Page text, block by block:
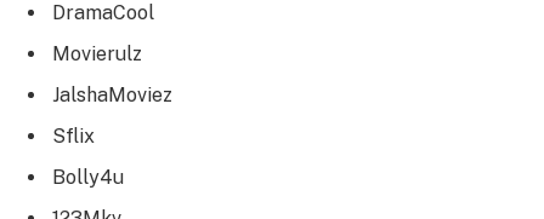
DramaCool
Movierulz
JalshaMoviez
Sflix
Bolly4u